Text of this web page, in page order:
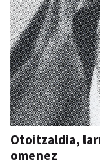
Otoitzaldia,
omenez